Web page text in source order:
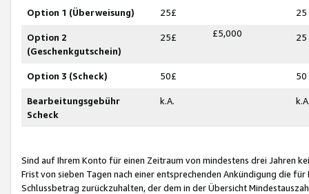
Option 1 (Überweisung) 25£ 25
Option 2
(Geschenkgutschein)
25£ £5,000 25
Option 3 (Scheck) 50£ 50
Bearbeitungsgebühr
Scheck
k.A.
Sind auf Ihrem Konto für einen Zeitraum von mindestens drei Jahren
Frist von sieben Tagen nach einer entsprechenden Ankündigung die
Schlussbetrag zurückzuhalten, der dem in der Übersicht